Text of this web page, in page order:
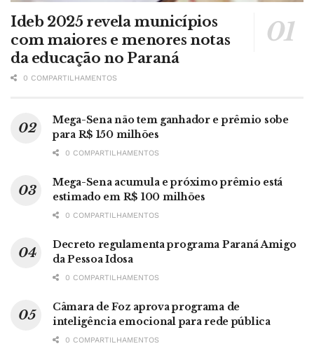
Ideb 2025 revela municípios
com maiores e menores notas
da educação no Paraná
0 COMPARTILHAMENTOS
Mega-Sena não tem ganhador e prêmio sobe
para R$ 150 milhões
0 COMPARTILHAMENTOS
Mega-Sena acumula e próximo prêmio está
estimado em R$ 100 milhões
0 COMPARTILHAMENTOS
Decreto regulamenta programa Paraná Amigo
da Pessoa Idosa
0 COMPARTILHAMENTOS
Câmara de Foz aprova programa de
inteligência emocional para rede pública
0 COMPARTILHAMENTOS